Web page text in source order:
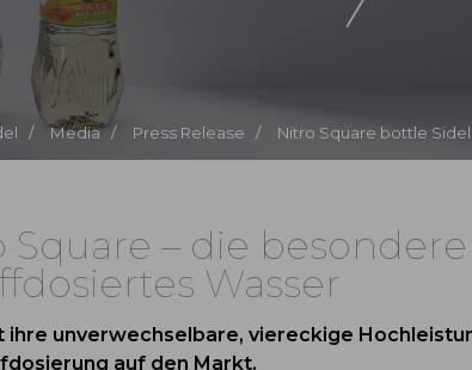
/ Media / Press Release / Nitro Square bottle Sidel
Square – die
Wasser
ihre unverwechselbare, viereckige
auf den Markt.